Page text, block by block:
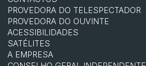
PROVEDORA DO TELESPECTADOR
PROVEDORA DO OUVINTE
ACESSIBILIDADES
SATÉLITES
A EMPRESA